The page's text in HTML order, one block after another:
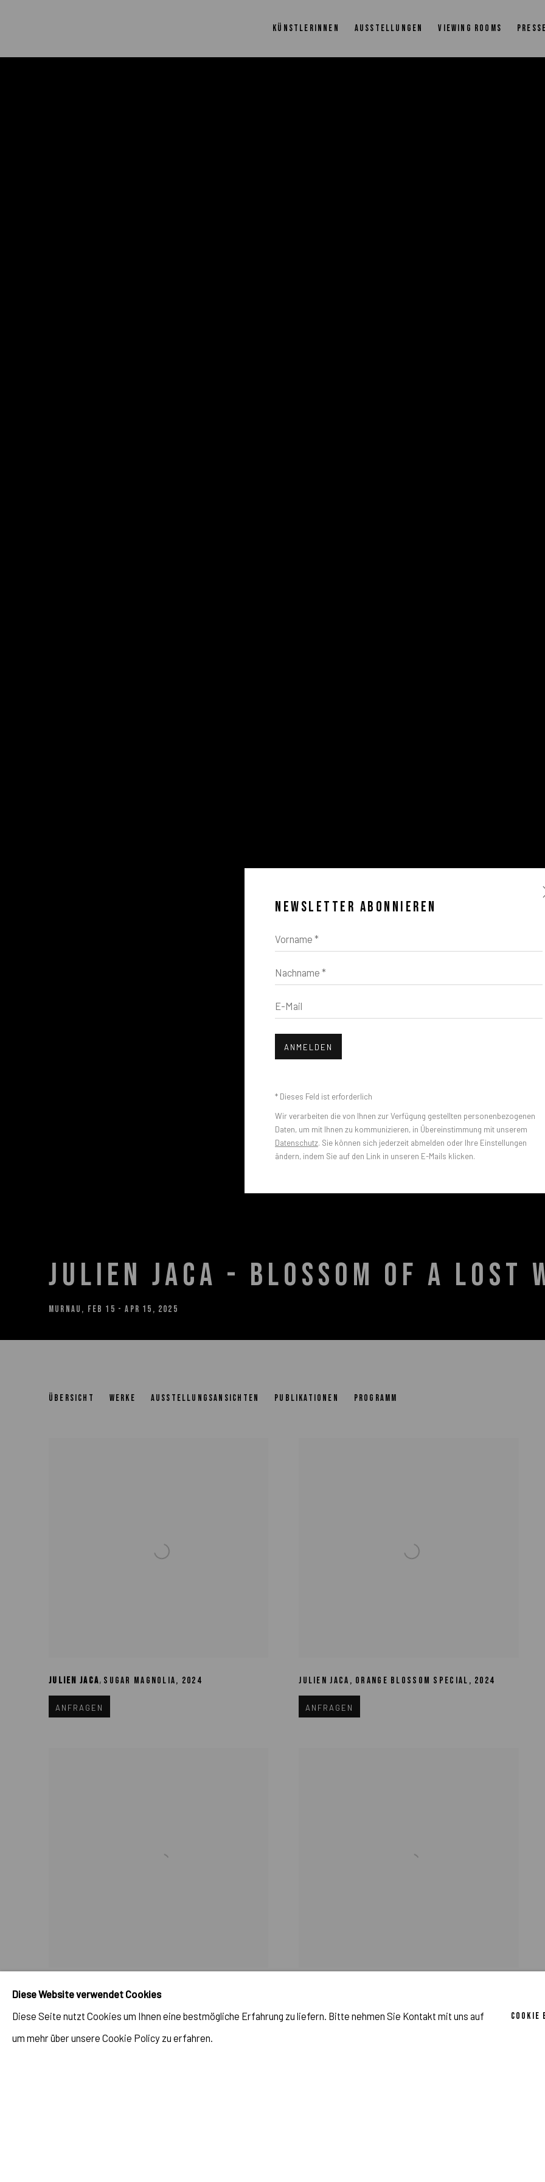
KÜNSTLERINNEN AUSSTELLUNGEN VIEWING ROOMS PRESSE
JULIEN JACA - BLOSSOM OF A LOST
MURNAU , FEB 15 - APR 15, 2025
JULIEN JACA - BLOSSOM OF A LOST WORLD
ÜBERSICHT WERKE AUSSTELLUNGSANSICHTEN PUBLIKATIONEN PROGRAMM
JULIEN JACA, SUGAR MAGNOLIA, 2024
ANFRAGEN
JULIEN JACA , ORANGE BLOSSOM SPECIAL , 2024
ANFRAGEN
JULIEN JACA,CY'S MOONFLOWER
ANFRAGEN ANFRAGEN
Diese Website verwendet Cookies
Diese Seite nutzt Cookies um Ihnen eine bestmögliche Erfahrung zu liefern. Bitte nehmen Sie Kontakt mit uns auf
um mehr über unsere Cookie Policy zu erfahren.
COOKIE
NEWSLETTER ABONNIEREN
Vorname *
Nachname *
E-Mail
ANMELDEN
* Dieses Feld ist erforderlich
Wir verarbeiten die von Ihnen zur Verfügung gestellten personenbezogenen
Daten, um mit Ihnen zu kommunizieren, in Übereinstimmung mit unserem
Datenschutz. Sie können sich jederzeit abmelden oder Ihre Einstellungen
ändern, indem Sie auf den Link in unseren E-Mails klicken.